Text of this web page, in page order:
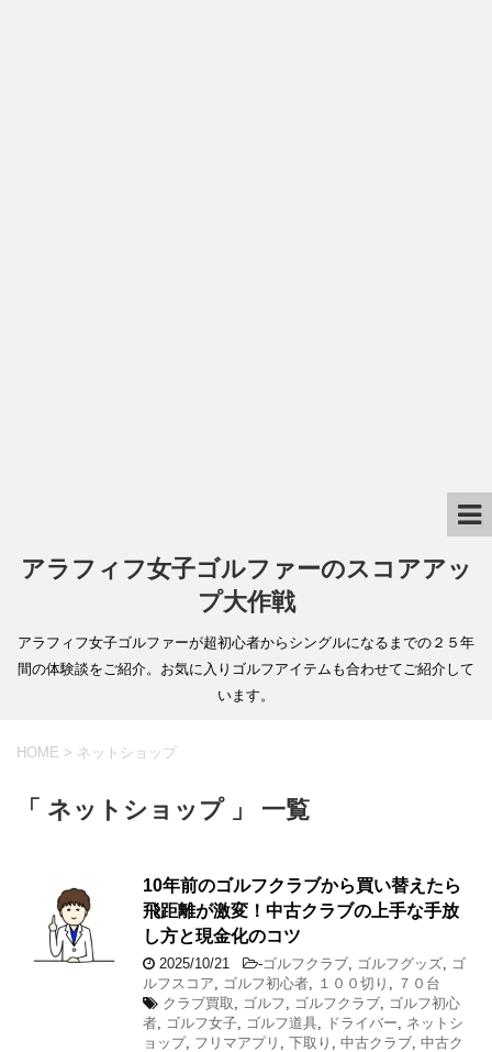
アラフィフ女子ゴルファーのスコアアッ
プ大作戦
アラフィフ女子ゴルファーが超初心者からシングルになるまでの２５年
間の体験談をご紹介。お気に入りゴルフアイテムも合わせてご紹介して
います。
HOME > ネットショップ
「 ネットショップ 」 一覧
10年前のゴルフクラブから買い替えたら
飛距離が激変！中古クラブの上手な手放
し方と現金化のコツ
2025/10/21 -ゴルフクラブ ゴルフグッズ
ゴ
ルフスコア
ゴルフ初心者 １００切り
７０台
クラブ買取
ゴルフ ゴルフクラブ
ゴルフ初心
者
ゴルフ女子 ゴルフ道具 ドライバー
ネットシ
ョップ, フリマアプリ 下取り 中古クラブ 中古ク